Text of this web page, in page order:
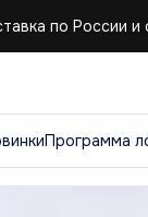
по России
Программа